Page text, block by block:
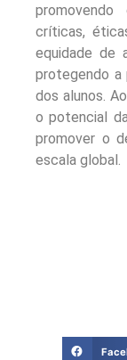
promovendo
críticas,
equidade de
protegendo a
dos alunos.
o potencial
promover o
escala global.